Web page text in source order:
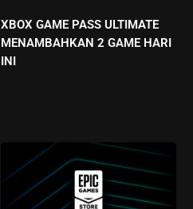
XBOX GAME PASS ULTIMATE
MENAMBAHKAN 2 GAME HARI
INI